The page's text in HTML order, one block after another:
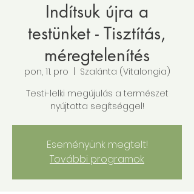
Indítsuk újra a
testünket - Tisztítás,
méregtelenítés
pon, 11. pro
Szalánta (Vitalongia)
Testi-lelki megújulás a természet
nyújtotta segítséggel!
Eseményünk megtelt!
További programok